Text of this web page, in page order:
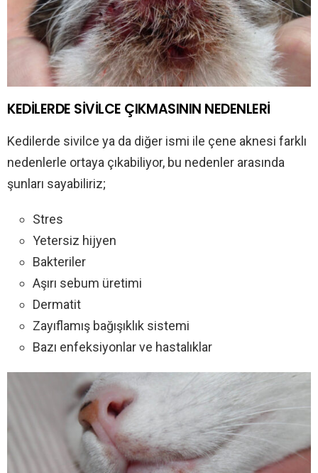
KEDİLERDE SİVİLCE ÇIKMASININ NEDENLERİ
Kedilerde sivilce ya da diğer ismi ile çene aknesi farklı
nedenlerle ortaya çıkabiliyor, bu nedenler arasında
şunları sayabiliriz;
Stres
Yetersiz hijyen
Bakteriler
Aşırı sebum üretimi
Dermatit
Zayıflamış bağışıklık sistemi
Bazı enfeksiyonlar ve hastalıklar